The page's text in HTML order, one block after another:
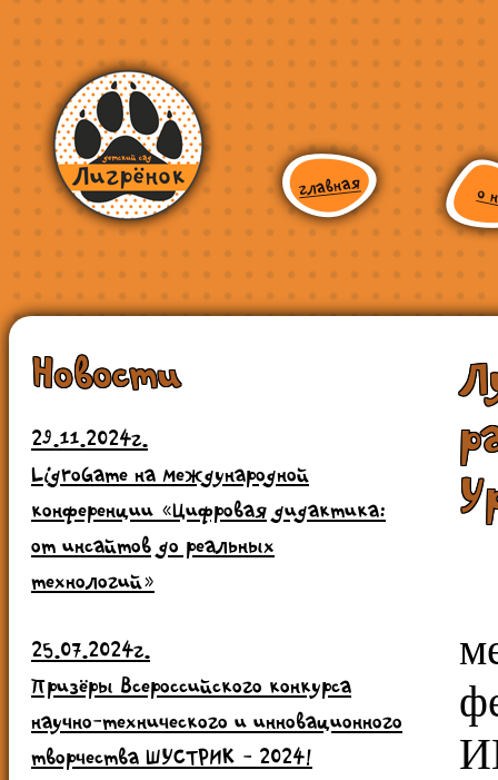
Новости
29.11.2024г.
LigroGame на международной
конференции «Цифровая дидактика:
от инсайтов до реальных
технологий»
25.07.2024г.
Призёры Всероссийского конкурса
научно-технического и инновационного
творчества ШУСТРИК - 2024!